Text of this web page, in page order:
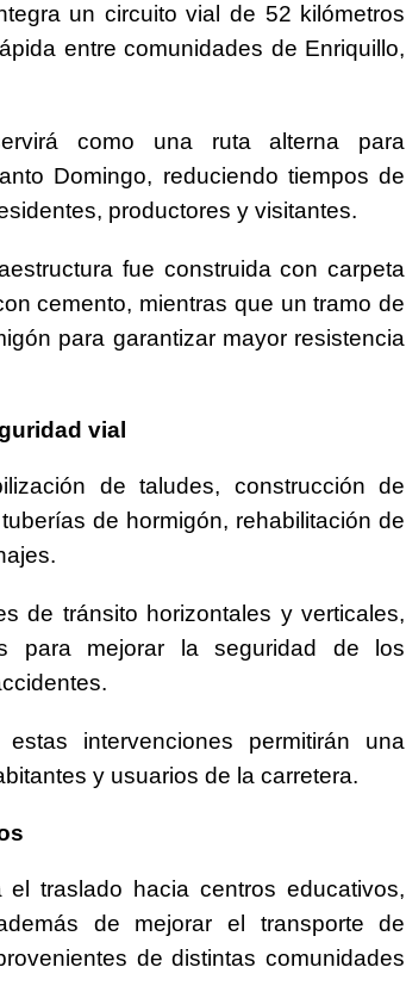
un circuito vial de 52 kilómetros
entre comunidades de Enriquillo,
como una ruta alterna para
Domingo, reduciendo tiempos de
productores y visitantes.
fue construida con carpeta
cemento, mientras que un tramo de
para garantizar mayor resistencia
vial
de taludes, construcción de
de hormigón, rehabilitación de
de tránsito horizontales y verticales,
para mejorar la seguridad de los
intervenciones permitirán una
y usuarios de la carretera.
el traslado hacia centros educativos,
de mejorar el transporte de
de distintas comunidades